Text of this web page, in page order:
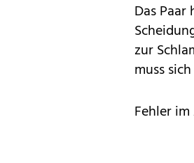
Das
zur
muss
Fehler